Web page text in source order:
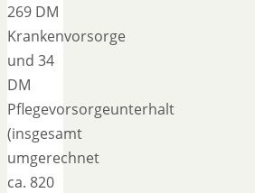
269 DM
Krankenvorsorge
und 34
DM
Pflegevorsorgeunterhalt
(insgesamt
umgerechnet
ca. 820